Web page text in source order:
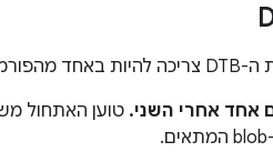
טוען האתחול